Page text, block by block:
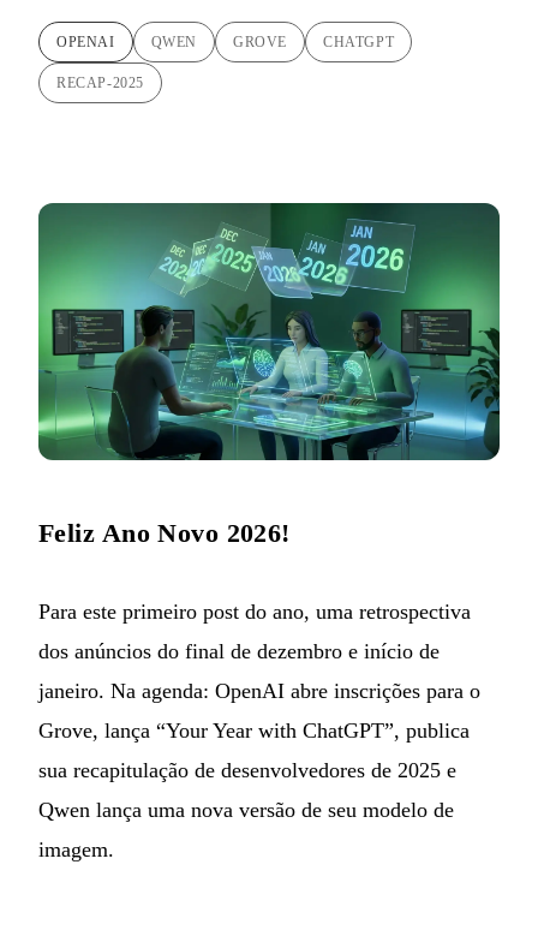
OPENAI QWEN GROVE CHATGPT
RECAP-2025
Feliz Ano Novo 2026!
Para este primeiro post do ano, uma retrospectiva
dos anúncios do final de dezembro e início de
janeiro. Na agenda: OpenAI abre inscrições para o
Grove, lança “Your Year with ChatGPT”, publica
sua recapitulação de desenvolvedores de 2025 e
Qwen lança uma nova versão de seu modelo de
imagem.